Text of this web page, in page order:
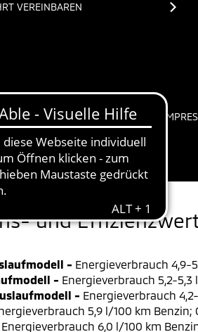
VEREINBAREN
und
- Energieverbrauch 4,9-
- Energieverbrauch 5,2-5,3
- Energieverbrauch
5,9 l/100 km Benzin;
Energieverbrauch 6,0 l/100 km